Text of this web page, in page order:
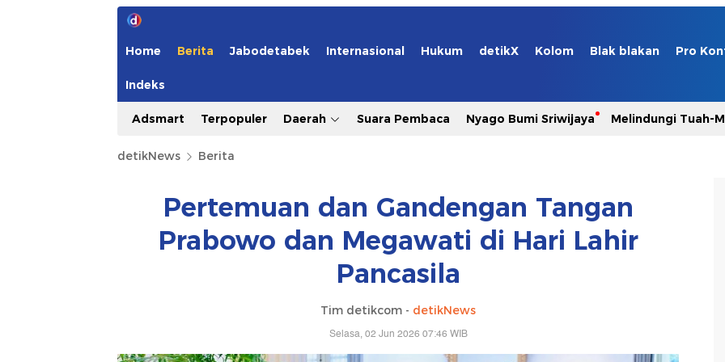
Home Berita Jabodetabek Internasional Hukum detikX Kolom Blak blakan Pro
Indeks
Adsmart Terpopuler Daerah Suara Pembaca Nyago Bumi Sriwijaya Melindungi Tuah-
detikNews Berita
Pertemuan dan Gandengan Tangan
Prabowo dan Megawati di Hari Lahir
Pancasila
Tim detikcom - detikNews
Selasa, 02 Jun 2026 07:46 WIB